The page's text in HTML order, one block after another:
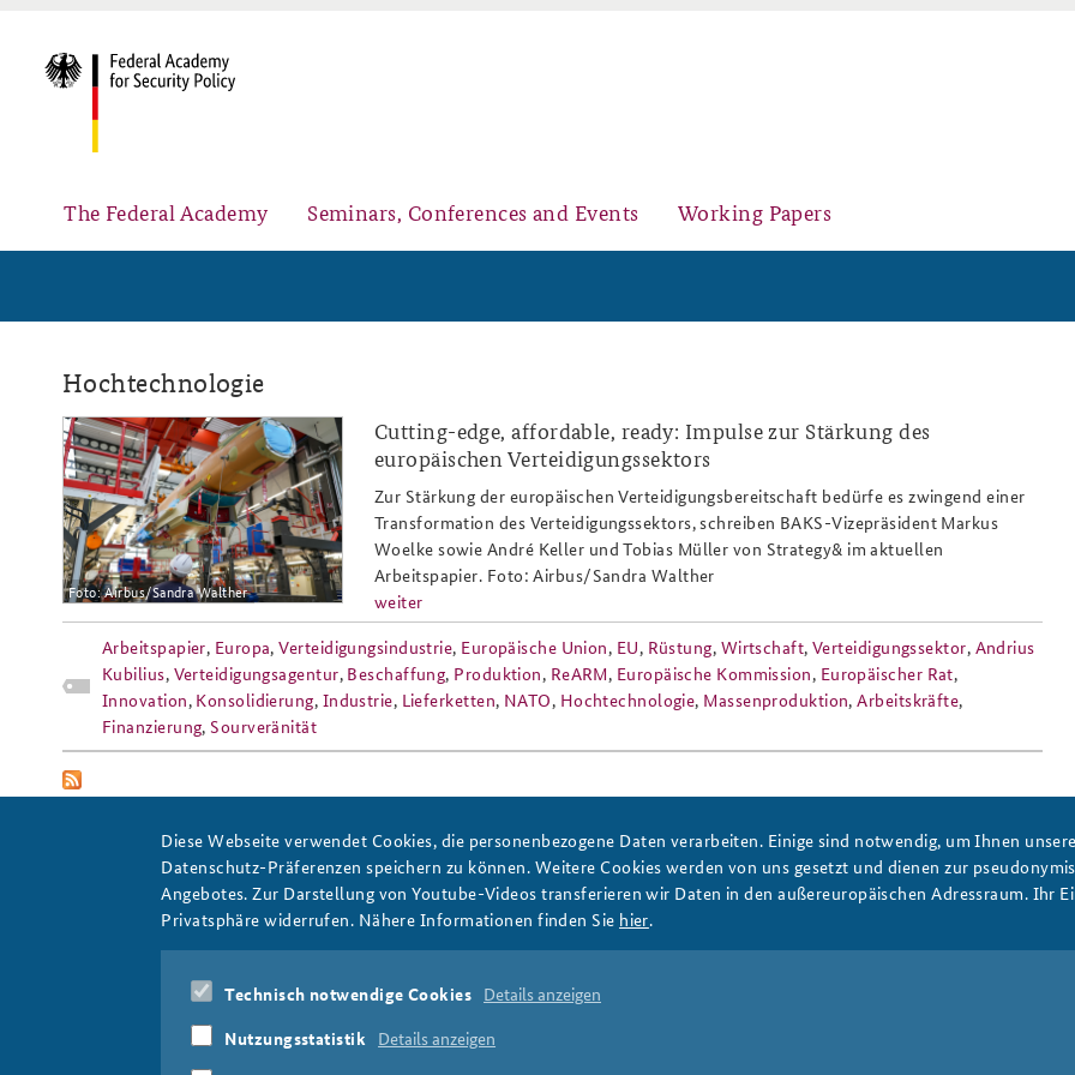
The Federal Academy
Advisory Board
Partners Young Leaders in Security Policy
Seminars, Conferences and Events
Security Policy Course for Senior Officials
Public Events Further Events
Working Papers
Hochtechnologie
ap3-
Foto: Airbus/Sandra Walther
Cutting-edge, affordable, ready: Impulse zur Stärkung des
europäischen Verteidigungssektors
Zur Stärkung der europäischen Verteidigungsbereitschaft bedürfe es zwingend einer
Transformation des Verteidigungssektors, schreiben BAKS-Vizepräsident Markus
Woelke sowie André Keller und Tobias Müller von Strategy& im aktuellen
Arbeitspapier. Foto: Airbus/Sandra Walther
weiter
Arbeitspapier, Europa,Verteidigungsindustrie, Europäische Union, EU, Rüstung, Wirtschaft,Verteidigungssektor, Andrius
Kubilius, Verteidigungsagentur, Beschaffung, Produktion, ReARM, Europäische Kommission, Europäischer Rat,
Innovation, Konsolidierung, Industrie, Lieferketten, NATO, Hochtechnologie, Massenproduktion,Arbeitskräfte,
Finanzierung, Sourveränität
DATA PRIVACY IMPRINT
Hochtechnologie
Diese Webseite verwendet Cookies, die personenbezogene Daten verarbeiten. Einige sind notwendig, um Ihnen
Datenschutz-Präferenzen speichern zu können. Weitere Cookies werden von uns gesetzt und dienen zur
Angebotes. Zur Darstellung von Youtube-Videos transferieren wir Daten in den außereuropäischen Adressraum. Ihr
Privatsphäre widerrufen. Nähere Informationen finden Sie hier.
Technisch notwendige Cookies Details anzeigen
Nutzungsstatistik Details anzeigen